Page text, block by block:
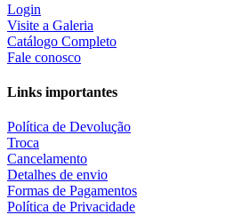
Login
Visite a Galeria
Catálogo Completo
Fale conosco
Links importantes
Política de Devolução
Troca
Cancelamento
Detalhes de envio
Formas de Pagamentos
Política de Privacidade